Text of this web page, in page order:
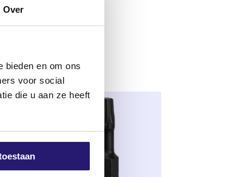
Over
bieden en om ons
voor social
die u aan ze heeft